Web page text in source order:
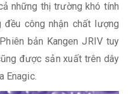
những thị trường khó tính
đều công nhận chất lượng
bản Kangen JRIV tuy
được sản xuất trên dây
Enagic.